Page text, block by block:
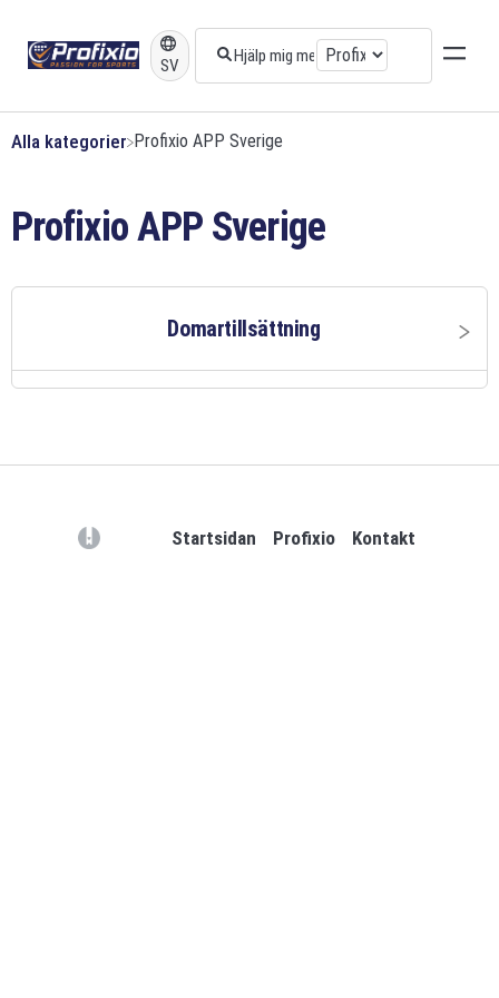
SV
Alla kategorier ​Profixio APP Sverige
Profixio APP Sverige
Domartillsättning
(opens in a new tab)
Startsidan Profixio Kontakt